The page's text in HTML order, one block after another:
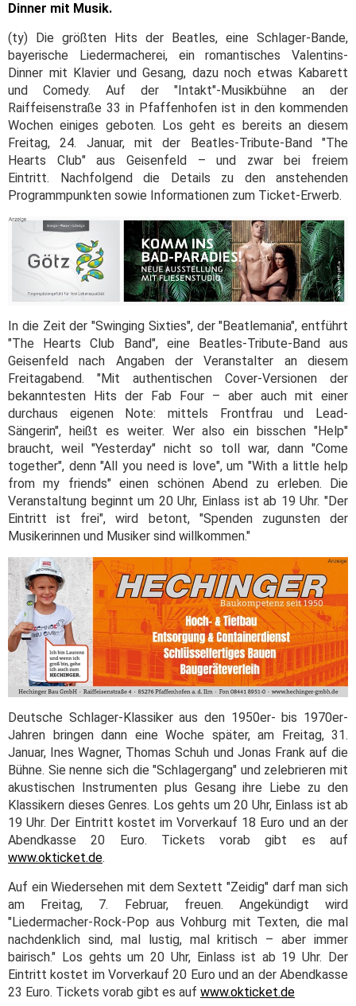
Dinner mit Musik.
(ty) Die größten Hits der Beatles, eine Schlager-Bande,
bayerische Liedermacherei, ein romantisches Valentins-
Dinner mit Klavier und Gesang, dazu noch etwas Kabarett
und Comedy. Auf der "Intakt"-Musikbühne an der
Raiffeisenstraße 33 in Pfaffenhofen ist in den kommenden
Wochen einiges geboten. Los geht es bereits an diesem
Freitag, 24. Januar, mit der Beatles-Tribute-Band "The
Hearts Club" aus Geisenfeld – und zwar bei freiem
Eintritt. Nachfolgend die Details zu den anstehenden
Programmpunkten sowie Informationen zum Ticket-Erwerb.
In die Zeit der "Swinging Sixties", der "Beatlemania", entführt
"The Hearts Club Band", eine Beatles-Tribute-Band aus
Geisenfeld nach Angaben der Veranstalter an diesem
Freitagabend. "Mit authentischen Cover-Versionen der
bekanntesten Hits der Fab Four – aber auch mit einer
durchaus eigenen Note: mittels Frontfrau und Lead-
Sängerin", heißt es weiter. Wer also ein bisschen "Help"
braucht, weil "Yesterday" nicht so toll war, dann "Come
together", denn "All you need is love", um "With a little help
from my friends" einen schönen Abend zu erleben. Die
Veranstaltung beginnt um 20 Uhr, Einlass ist ab 19 Uhr. "Der
Eintritt ist frei", wird betont, "Spenden zugunsten der
Musikerinnen und Musiker sind willkommen."
Deutsche Schlager-Klassiker aus den 1950er- bis 1970er-
Jahren bringen dann eine Woche später, am Freitag, 31.
Januar, Ines Wagner, Thomas Schuh und Jonas Frank auf die
Bühne. Sie nenne sich die "Schlagergang" und zelebrieren mit
akustischen Instrumenten plus Gesang ihre Liebe zu den
Klassikern dieses Genres. Los gehts um 20 Uhr, Einlass ist ab
19 Uhr. Der Eintritt kostet im Vorverkauf 18 Euro und an der
Abendkasse 20 Euro. Tickets vorab gibt es auf
www.okticket.de.
Auf ein Wiedersehen mit dem Sextett "Zeidig" darf man sich
am Freitag, 7. Februar, freuen. Angekündigt wird
"Liedermacher-Rock-Pop aus Vohburg mit Texten, die mal
nachdenklich sind, mal lustig, mal kritisch – aber immer
bairisch." Los gehts um 20 Uhr, Einlass ist ab 19 Uhr. Der
Eintritt kostet im Vorverkauf 20 Euro und an der Abendkasse
23 Euro. Tickets vorab gibt es auf www.okticket.de